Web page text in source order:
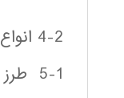
4-2 انواع دستگاه Oven Dry، wet